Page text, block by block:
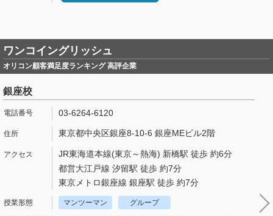
ワンコイングリッシュ
オリコン顧客満足度ランキング 高評企業
銀座校
03-6264-6120
東京都中央区銀座8-10-6 銀座MEビル2階
JR東海道本線(東京～熱海) 新橋駅 徒歩 約6分
都営大江戸線 汐留駅 徒歩 約7分
東京メトロ銀座線 銀座駅 徒歩 約7分
マンツーマン グループ